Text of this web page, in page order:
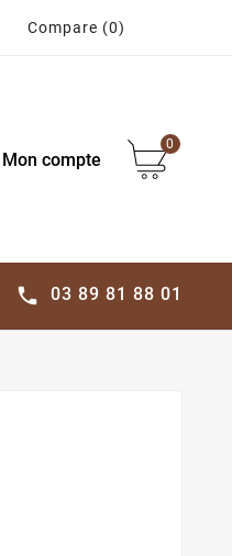
Compare (0)
Mon compte
0
 03 89 81 88 01